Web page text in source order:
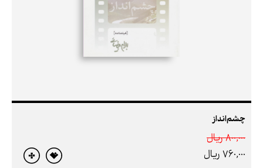
چشم‌انداز
800,000 ريال
760,000 ريال